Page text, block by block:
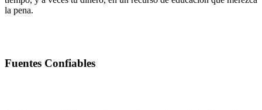
la pena.
Fuentes Confiables